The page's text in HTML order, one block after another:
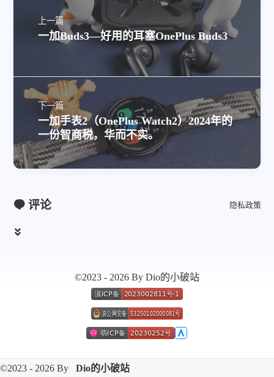
上一篇
一加Buds3—好用的耳塞OnePlus Buds3
下一篇
一加手表2（OnePlus Watch2）2024年的
一份智商税，华而不实。
评论 隐私政策
©2023 - 2026 By Dio的小破站
©2023 - 2026 By Dio的小破站